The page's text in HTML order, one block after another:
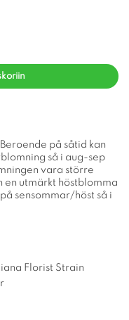
på såtid kan
så i aug-sep
vara större
en utmärkt höstblomma
sensommar/höst så i
Florist Strain